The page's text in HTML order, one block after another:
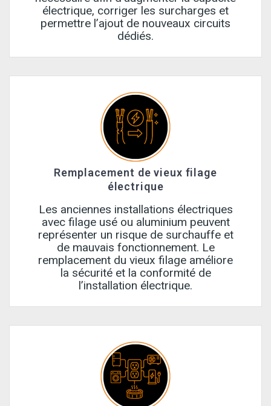
électrique, corriger les surcharges et
permettre l’ajout de nouveaux circuits
dédiés.
Remplacement de vieux filage
électrique
Les anciennes installations électriques
avec filage usé ou aluminium peuvent
représenter un risque de surchauffe et
de mauvais fonctionnement. Le
remplacement du vieux filage améliore
la sécurité et la conformité de
l’installation électrique.